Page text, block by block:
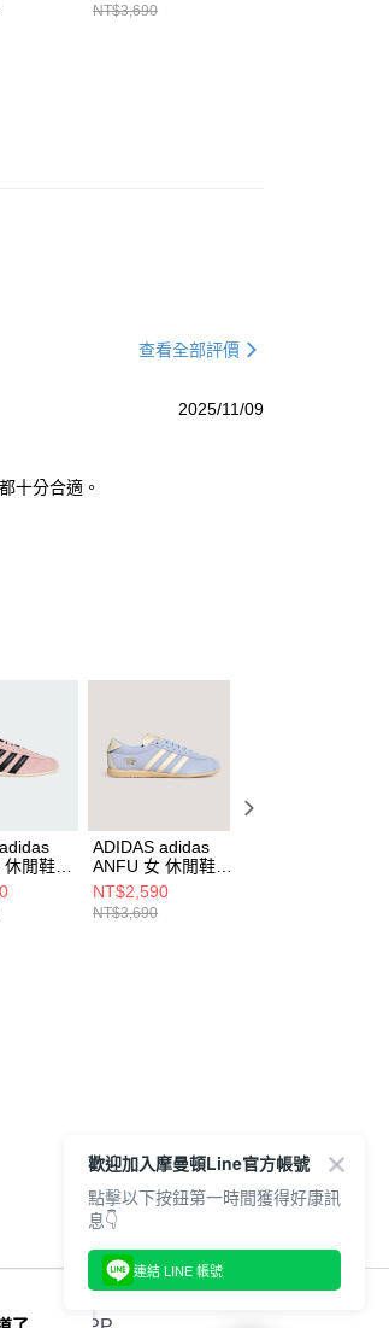
NT$3,690
查看全部評價
2025/11/09
十分合適。
休閒鞋
ADIDAS adidas
ANFU 女 休閒鞋
KJ3956
NT$2,590
NT$3,690
歡迎加入摩曼頓Line官方帳號
點擊以下按鈕第一時間獲得好康訊
息👇
連結 LINE 帳號